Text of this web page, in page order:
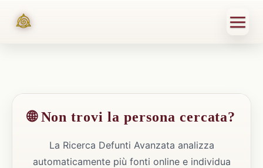
🌐 Non trovi la persona cercata?
La Ricerca Defunti Avanzata analizza
automaticamente più fonti online e individua